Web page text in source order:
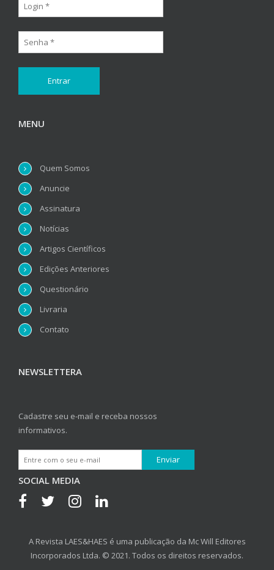
MENU
Quem Somos
Anuncie
Assinatura
Notícias
Artigos Científicos
Edições Anteriores
Questionário
Livraria
Contato
NEWSLETTERA
Cadastre seu e-mail e receba nossos
informativos.
SOCIAL MEDIA
A Revista LAES&HAES é uma publicação da Mc Will Editores
Incorporados Ltda. © 2021. Todos os direitos reservados.